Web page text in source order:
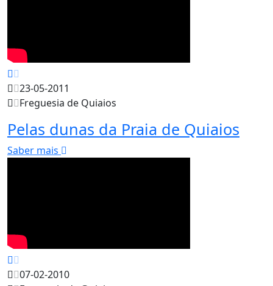
23-05-2011
Freguesia de Quiaios
Pelas dunas da Praia de Quiaios
Saber mais
07-02-2010